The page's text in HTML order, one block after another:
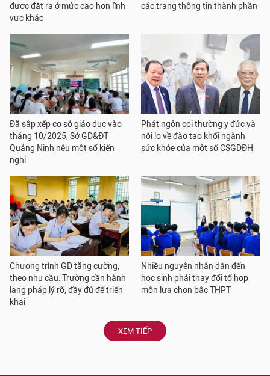
được đặt ra ở mức cao hơn lĩnh
vực khác
các trang thông tin thành phần
Đã sắp xếp cơ sở giáo dục vào
tháng 10/2025, Sở GD&ĐT
Quảng Ninh nêu một số kiến
nghị
Phát ngôn coi thường y đức và
nỗi lo về đào tạo khối ngành
sức khỏe của một số CSGDĐH
Chương trình GD tăng cường,
theo nhu cầu: Trường cần hành
lang pháp lý rõ, đầy đủ để triển
khai
Nhiều nguyên nhân dẫn đến
học sinh phải thay đổi tổ hợp
môn lựa chọn bậc THPT
XEM TIẾP